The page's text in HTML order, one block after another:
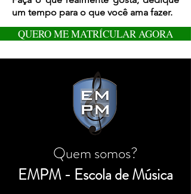
um tempo para o que você ama fazer.
QUERO ME MATRÍCULAR AGORA
Quem somos?
EMPM - Escola de Música